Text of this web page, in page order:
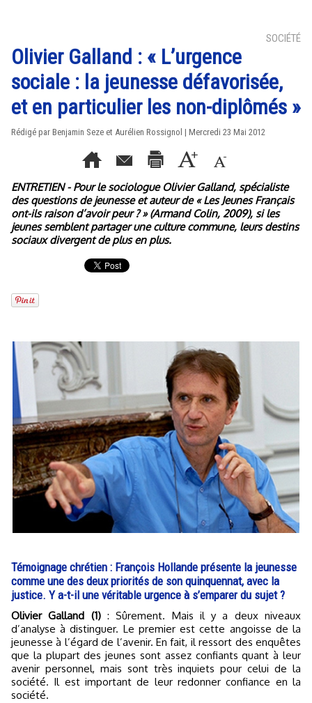
SOCIÉTÉ
Olivier Galland : « L’urgence
sociale : la jeunesse défavorisée,
et en particulier les non-diplômés »
Rédigé par Benjamin Seze et Aurélien Rossignol | Mercredi 23 Mai 2012
ENTRETIEN - Pour le sociologue Olivier Galland, spécialiste
des questions de jeunesse et auteur de « Les Jeunes Français
ont-ils raison d’avoir peur ? » (Armand Colin, 2009), si les
jeunes semblent partager une culture commune, leurs destins
sociaux divergent de plus en plus.
Témoignage chrétien : François Hollande présente la jeunesse
comme une des deux priorités de son quinquennat, avec la
justice. Y a-t-il une véritable urgence à s’emparer du sujet ?
Olivier Galland (1): Sûrement. Mais il y a deux niveaux
d’analyse à distinguer. Le premier est cette angoisse de la
jeunesse à l’égard de l’avenir. En fait, il ressort des enquêtes
que la plupart des jeunes sont assez confiants quant à leur
avenir personnel, mais sont très inquiets pour celui de la
société. Il est important de leur redonner confiance en la
société.